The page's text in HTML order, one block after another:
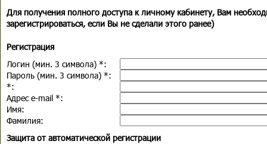
Для получения полного доступа к личному кабинету, Вам
зарегистрироваться, если Вы не сделали этого ранее)
Регистрация
Логин (мин. 3 символа) *:
Пароль (мин. 3 символа) *:
*:
Адрес e-mail *:
Имя:
Фамилия:
Защита от автоматической регистрации